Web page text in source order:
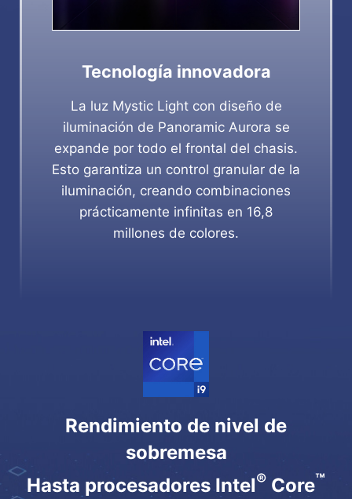
Tecnología innovadora
La luz Mystic Light con diseño de
iluminación de Panoramic Aurora se
expande por todo el frontal del chasis.
Esto garantiza un control granular de la
iluminación, creando combinaciones
prácticamente infinitas en 16,8
millones de colores.
Rendimiento de nivel de
sobremesa
Hasta procesadores Intel® Core™